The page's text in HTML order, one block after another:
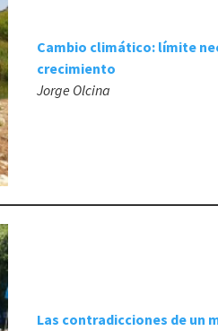
Cambio climático: límite
crecimiento
Jorge Olcina
Las contradicciones de un